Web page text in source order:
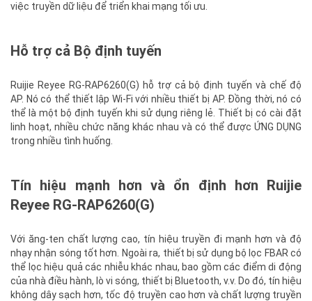
việc truyền dữ liệu để triển khai mạng tối ưu.
Hỗ trợ cả Bộ định tuyến
Ruijie Reyee RG-RAP6260(G) hỗ trợ cả bộ định tuyến và chế độ
AP. Nó có thể thiết lập Wi-Fi với nhiều thiết bị AP. Đồng thời, nó có
thể là một bộ định tuyến khi sử dụng riêng lẻ. Thiết bị có cài đặt
linh hoạt, nhiều chức năng khác nhau và có thể được ỨNG DỤNG
trong nhiều tình huống.
Tín hiệu mạnh hơn và ổn định hơn Ruijie
Reyee RG-RAP6260(G)
Với ăng-ten chất lượng cao, tín hiệu truyền đi mạnh hơn và độ
nhạy nhận sóng tốt hơn. Ngoài ra, thiết bị sử dụng bộ lọc FBAR có
thể lọc hiệu quả các nhiễu khác nhau, bao gồm các điểm di động
của nhà điều hành, lò vi sóng, thiết bị Bluetooth, v.v. Do đó, tín hiệu
không dây sạch hơn, tốc độ truyền cao hơn và chất lượng truyền